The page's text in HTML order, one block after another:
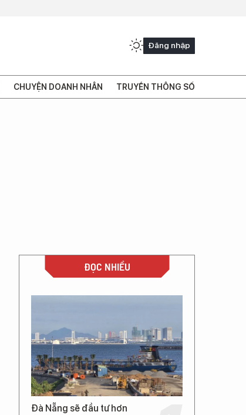
Đăng nhập
CHUYỆN DOANH NHÂN TRUYỀN THÔNG SỐ
ĐỌC NHIỀU
Đà Nẵng sẽ đầu tư hơn